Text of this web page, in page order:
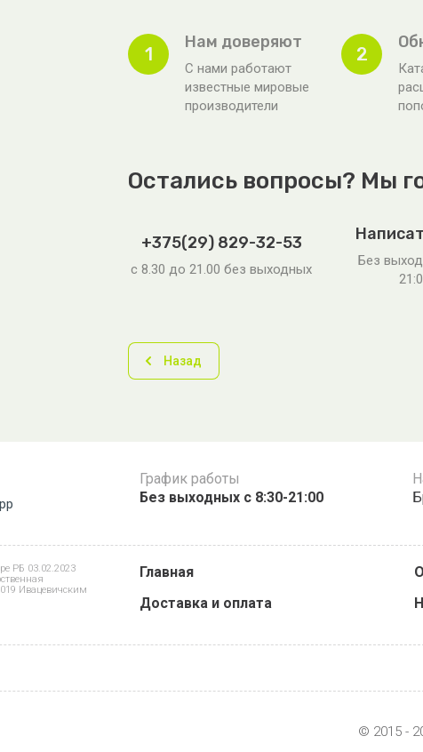
1
Нам доверяют
С нами работают
известные мировые
производители
2
Остались вопросы? Мы
+375(29) 829-32-53
с 8.30 до 21.00 без выходных
Без
Назад
График работы
Без выходных с 8:30-21:00
РБ 03.02.2023
Ивацевичским
Главная
Доставка и оплата
© 2015 -